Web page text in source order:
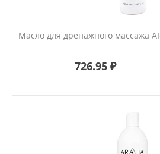
Масло для дренажного массажа
726.95 ₽